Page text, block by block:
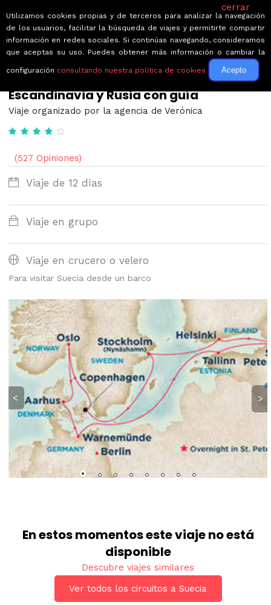
← Volver a Circuitos por Suecia
Escandinavia y Rusia con guía
Viaje organizado por la agencia de Verónica
(527 Opiniones)
Viaje de 12 días
Viaje en grupo
Viaje en crucero o velero
Para visitar Suecia desde un barco
< >
En estos momentos este viaje no está
disponible
Descubre viajes similares
Ver todos los circuitos a Suecia
cerrar
Utilizamos cookies propias y de terceros para analizar la navegación
de los usuarios, facilitar la búsqueda de viajes y permitirte compartir
información en redes sociales. Si continúas navegando, consideramos
que aceptas su uso. Puedes obtener más información o cambiar la
configuración consultando nuestra política de cookies Acepto